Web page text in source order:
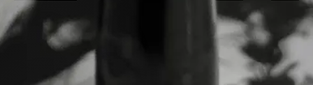
principal